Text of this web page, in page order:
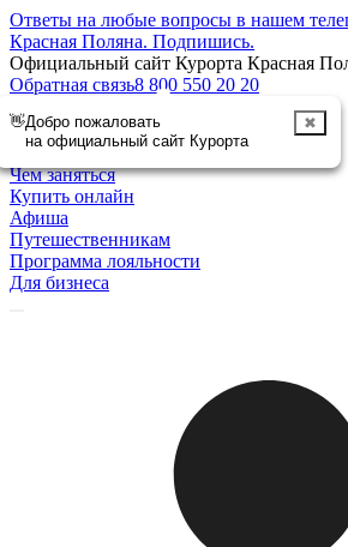
Ответы на любые вопросы в нашем
Красная Поляна. Подпишись.
Официальный сайт Курорта Красная
Обратная связь8 800 550 20 20
👋Добро пожаловать
на официальный сайт Курорта
✖
Отменить
Курорт
Чем заняться
Купить онлайн
Афиша
Путешественникам
Программа лояльности
Для бизнеса